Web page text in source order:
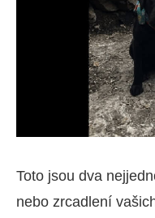
Toto jsou dva
nebo zrcadlení